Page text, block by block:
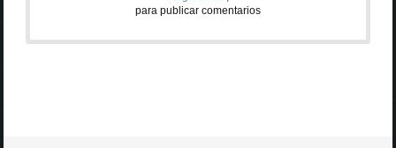
para publicar comentarios